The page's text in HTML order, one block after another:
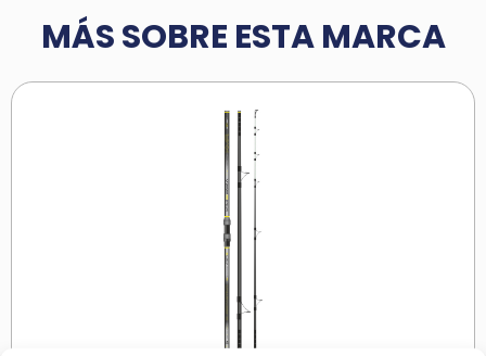
MÁS SOBRE ESTA MARCA